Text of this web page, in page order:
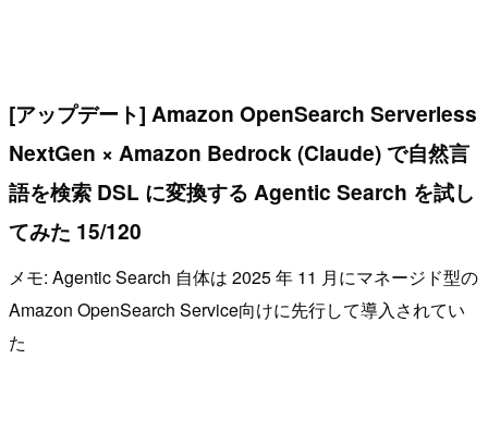
[アップデート] Amazon OpenSearch Serverless
NextGen × Amazon Bedrock (Claude) で自然言
語を検索 DSL に変換する Agentic Search を試し
てみた 15/120
メモ: Agentic Search 自体は 2025 年 11 月にマネージド型の
Amazon OpenSearch Service向けに先行して導入されてい
た